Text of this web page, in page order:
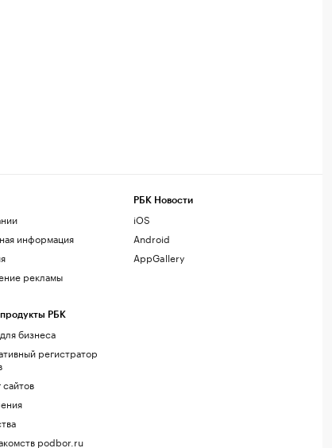
информация
рекламы
РБК
бизнеса
регистратор
сайтов
podbor.ru
РБК Новости
iOS
Android
AppGallery